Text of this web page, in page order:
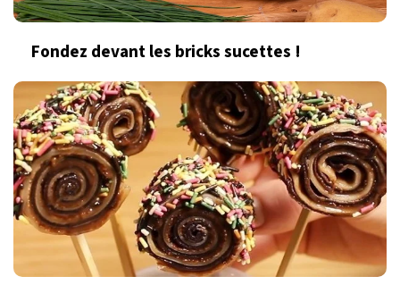
Fondez devant les bricks sucettes !